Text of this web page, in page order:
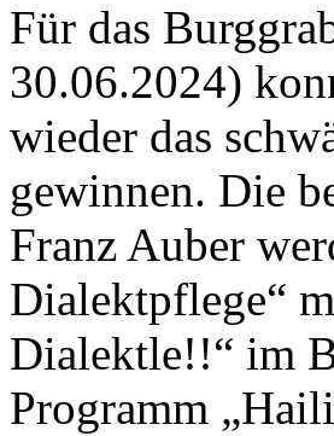
Für das
30.06.2024)
wieder das
gewinnen. Die
Franz Auber
Dialektpflege“
Dialektle!!“ im
Programm